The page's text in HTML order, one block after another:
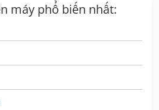
máy phổ biến nhất: